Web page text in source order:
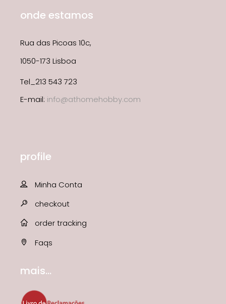
onde estamos
Rua das Picoas 10c,
1050-173 Lisboa
Tel_213 543 723
E-mail: info@athomehobby.com
profile
Minha Conta
checkout
order tracking
Faqs
mais...